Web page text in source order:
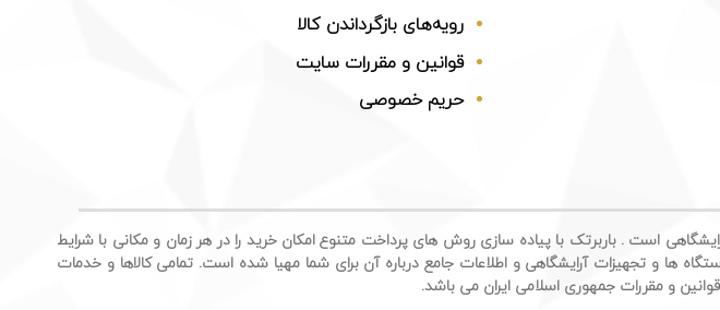
رویه‌های بازگرداندن کالا
قوانین و مقررات سایت
حریم خصوصی
است . باربرتک با پیاده سازی روش های پرداخت متنوع امکان خرید را در هر زمان و مکانی با شرایط
ها و تجهیزات آرایشگاهی و اطلاعات جامع درباره آن برای شما مهیا شده است. تمامی کالاها و خدمات
و مقررات جمهوری اسلامی ایران می باشد.